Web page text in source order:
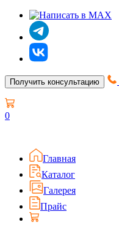
Получить консультацию
0
Главная
Каталог
Галерея
Прайс